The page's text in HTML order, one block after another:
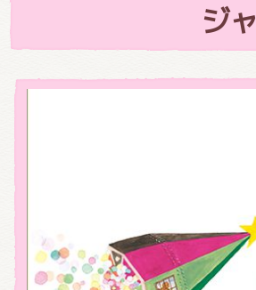
ジ
スタッフブログ
ショップインフォ
グッズインフォメ